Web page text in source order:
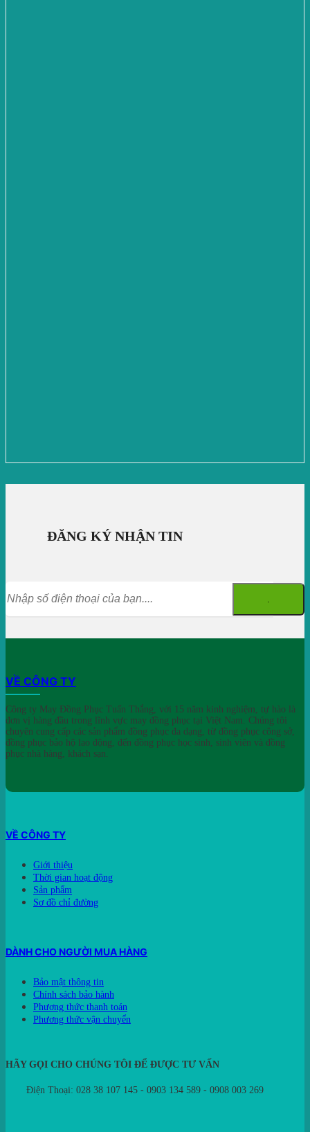
ĐĂNG KÝ NHẬN TIN
VỀ CÔNG TY
Công ty May Đồng Phục Tuấn Thắng, với 15 năm kinh nghiệm, tự hào là
đơn vị hàng đầu trong lĩnh vực may đồng phục tại Việt Nam. Chúng tôi
chuyên cung cấp các sản phẩm đồng phục đa dạng, từ đồng phục công sở,
đồng phục bảo hộ lao động, đến đồng phục học sinh, sinh viên và đồng
phục nhà hàng, khách sạn.
VỀ CÔNG TY
Giới thiệu
Thời gian hoạt động
Sản phẩm
Sơ đồ chỉ đường
DÀNH CHO NGƯỜI MUA HÀNG
Bảo mật thông tin
Chính sách bảo hành
Phương thức thanh toán
Phương thức vận chuyển
HÃY GỌI CHO CHÚNG TÔI ĐỂ ĐƯỢC TƯ VẤN
Điện Thoại: 028 38 107 145 - 0903 134 589 - 0908 003 269